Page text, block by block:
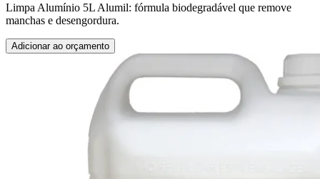
Limpa Alumínio 5L Alumil: fórmula biodegradável que remove
manchas e desengordura.
Adicionar ao orçamento